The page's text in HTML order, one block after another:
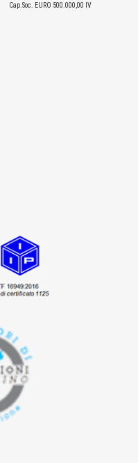
Cap.Soc. EURO 500.000,00 IV